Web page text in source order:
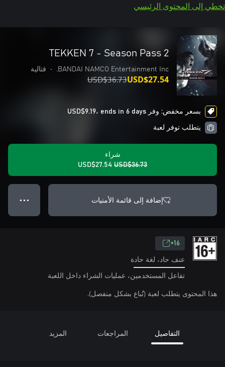
تخطي إلى المحتوى الرئيسي
TEKKEN 7 - Season Pass 2
BANDAI NAMCO Entertainment Inc.
• قتالية
USD$36.73USD$27.54
بسعر مخفض: وفر USD$9.19، ends in 6 days
يتطلب توفر لعبة
شراء
USD$36.73
USD$27.54
إضافة إلى قائمة الأمنيات ● ● ●
16+
عنف حاد، لغة حادة
تفاعل المستخدمين، عمليات الشراء داخل اللعبة
هذا المحتوى يتطلب لعبة (تُباع بشكل منفصل).
التفاصيل المراجعات المزيد